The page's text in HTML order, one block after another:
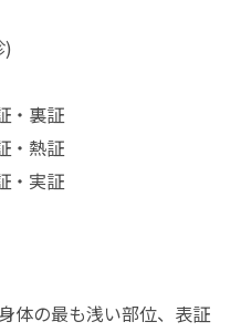
裏証
熱証
実証
の最も浅い部位、表証